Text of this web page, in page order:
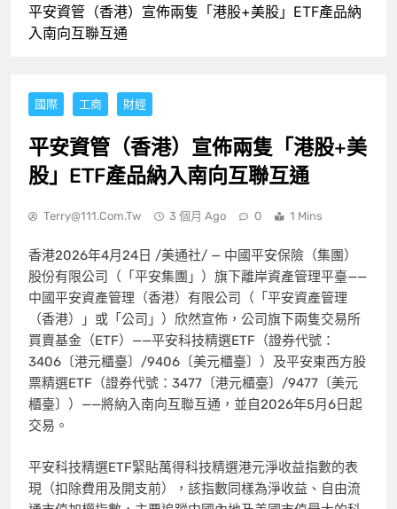
平安資管（香港）宣佈兩隻「港股+美股」ETF產品納
入南向互聯互通
國際 工商 財經
平安資管（香港）宣佈兩隻「港股+美
股」ETF產品納入南向互聯互通
Terry@111.com.tw 3 個月 Ago 0 1 Mins
香港2026年4月24日 /美通社/ — 中國平安保險（集團）
股份有限公司（「平安集團」）旗下離岸資產管理平臺——
中國平安資產管理（香港）有限公司（「平安資產管理
（香港）」或「公司」）欣然宣佈，公司旗下兩隻交易所
買賣基金（ETF）——平安科技精選ETF（證券代號：
3406〔港元櫃臺〕/9406〔美元櫃臺〕）及平安東西方股
票精選ETF（證券代號：3477〔港元櫃臺〕/9477〔美元
櫃臺〕）——將納入南向互聯互通，並自2026年5月6日起
交易。
平安科技精選ETF緊貼萬得科技精選港元淨收益指數的表
現（扣除費用及開支前），該指數同樣為淨收益、自由流